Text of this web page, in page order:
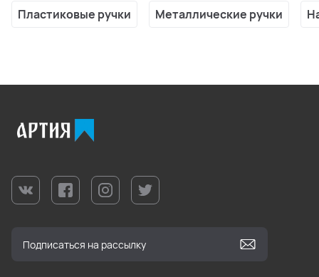
Пластиковые ручки Металлические ручки